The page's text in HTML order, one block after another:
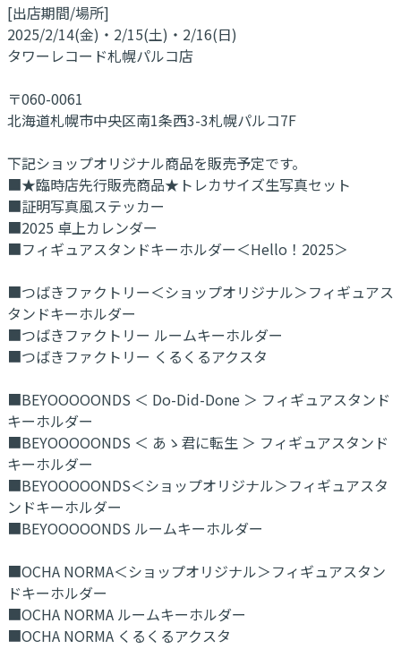
[出店期間/場所]
2025/2/14(金)・2/15(土)・2/16(日)
タワーレコード札幌パルコ店
〒060-0061
北海道札幌市中央区南1条西3-3札幌パルコ7F
下記ショップオリジナル商品を販売予定です。
■★臨時店先行販売商品★トレカサイズ生写真セット
■証明写真風ステッカー
■2025 卓上カレンダー
■フィギュアスタンドキーホルダー＜Hello！2025＞
■つばきファクトリー＜ショップオリジナル＞フィギュアス
タンドキーホルダー
■つばきファクトリー ルームキーホルダー
■つばきファクトリー くるくるアクスタ
■BEYOOOOONDS ＜ Do-Did-Done ＞ フィギュアスタンド
キーホルダー
■BEYOOOOONDS ＜ あゝ君に転生 ＞ フィギュアスタンド
キーホルダー
■BEYOOOOONDS＜ショップオリジナル＞フィギュアスタ
ンドキーホルダー
■BEYOOOOONDS ルームキーホルダー
■OCHA NORMA＜ショップオリジナル＞フィギュアスタン
ドキーホルダー
■OCHA NORMA ルームキーホルダー
■OCHA NORMA くるくるアクスタ